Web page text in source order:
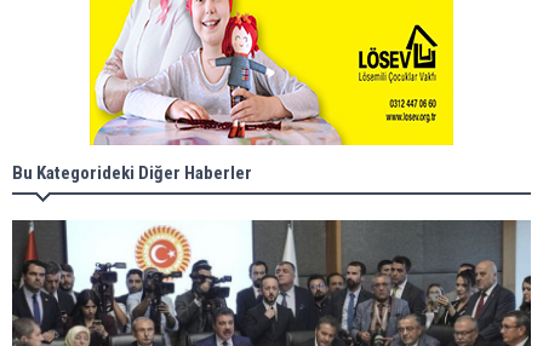
Bu Kategorideki Diğer Haberler